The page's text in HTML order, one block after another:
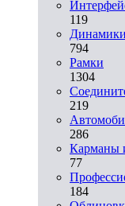
119
794
Рамки
1304
219
286
Карманы
77
184